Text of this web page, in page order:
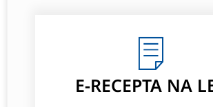
E-RECEPTA NA